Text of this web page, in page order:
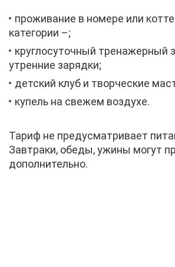
про­жи­ва­ние в но­ме­ре или
ка­те­го­рии –;
круг­ло­су­точ­ный тре­на­жер­ный
утрен­ние за­ряд­ки;
дет­ский клуб и твор­че­ские
ку­пель на све­жем воз­ду­хе.
Та­риф не преду­смат­ри­ва­ет
Зав­тра­ки, обе­ды, ужи­ны мо­гут
до­пол­ни­тель­но.